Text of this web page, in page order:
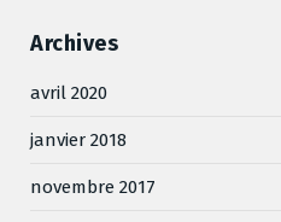
Archives
avril 2020
janvier 2018
novembre 2017